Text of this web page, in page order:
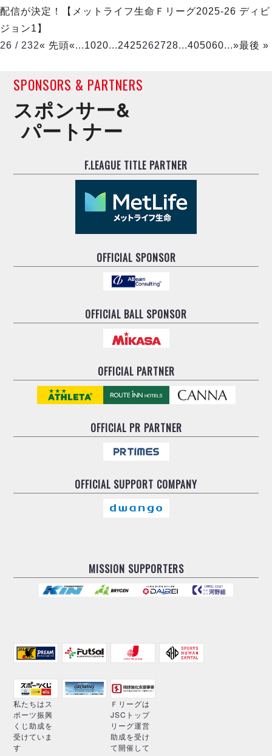
配信が決定！【メットライフ生命Ｆリーグ2025-26 ディビ
ジョン1】
26 / 232« 先頭«...1020...2425262728...405060...»最後 »
SPONSORS & PARTNERS
スポンサー&
パートナー
F.LEAGUE TITLE PARTNER
OFFICIAL SPONSOR
OFFICIAL BALL SPONSOR
OFFICIAL PARTNER
OFFICIALPR PARTNER
OFFICIAL SUPPORT COMPANY
MISSION SUPPORTERS
私たちはス
ポーツ振興
くじ助成を
受けていま
す
Ｆリーグは
JSCトップ
リーグ運営
助成を受け
て開催して